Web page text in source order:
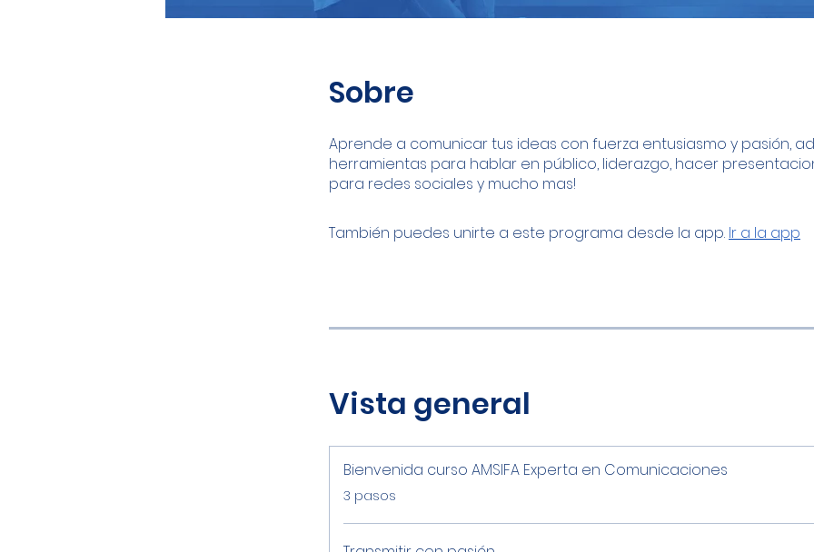
Sobre
Aprende a comunicar tus ideas con fuerza entusiasmo y pasión,
herramientas para hablar en público, liderazgo, hacer
para redes sociales y mucho mas!
También puedes unirte a este programa desde la app. Ir a la app
Vista general
Bienvenida curso AMSIFA Experta en Comunicaciones
.3 pasos